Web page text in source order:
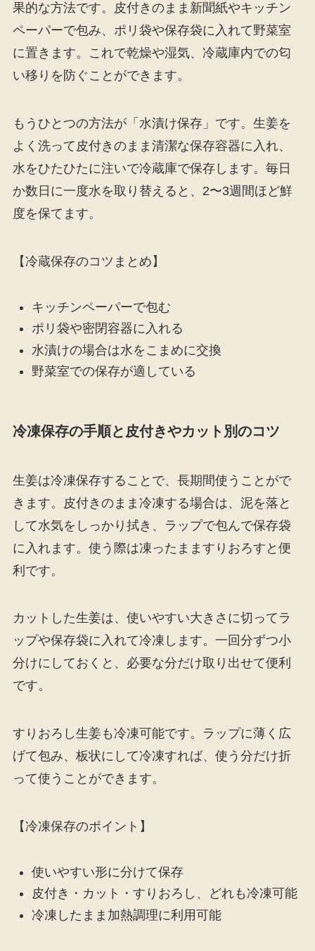
果的な方法です。皮付きのまま新聞紙やキッチン
ペーパーで包み、ポリ袋や保存袋に入れて野菜室
に置きます。これで乾燥や湿気、冷蔵庫内での匂
い移りを防ぐことができます。
もうひとつの方法が「水漬け保存」です。生姜を
よく洗って皮付きのまま清潔な保存容器に入れ、
水をひたひたに注いで冷蔵庫で保存します。毎日
か数日に一度水を取り替えると、2〜3週間ほど鮮
度を保てます。
【冷蔵保存のコツまとめ】
キッチンペーパーで包む
ポリ袋や密閉容器に入れる
水漬けの場合は水をこまめに交換
野菜室での保存が適している
冷凍保存の手順と皮付きやカット別のコツ
生姜は冷凍保存することで、長期間使うことがで
きます。皮付きのまま冷凍する場合は、泥を落と
して水気をしっかり拭き、ラップで包んで保存袋
に入れます。使う際は凍ったまますりおろすと便
利です。
カットした生姜は、使いやすい大きさに切ってラ
ップや保存袋に入れて冷凍します。一回分ずつ小
分けにしておくと、必要な分だけ取り出せて便利
です。
すりおろし生姜も冷凍可能です。ラップに薄く広
げて包み、板状にして冷凍すれば、使う分だけ折
って使うことができます。
【冷凍保存のポイント】
使いやすい形に分けて保存
皮付き・カット・すりおろし、どれも冷凍可能
冷凍したまま加熱調理に利用可能